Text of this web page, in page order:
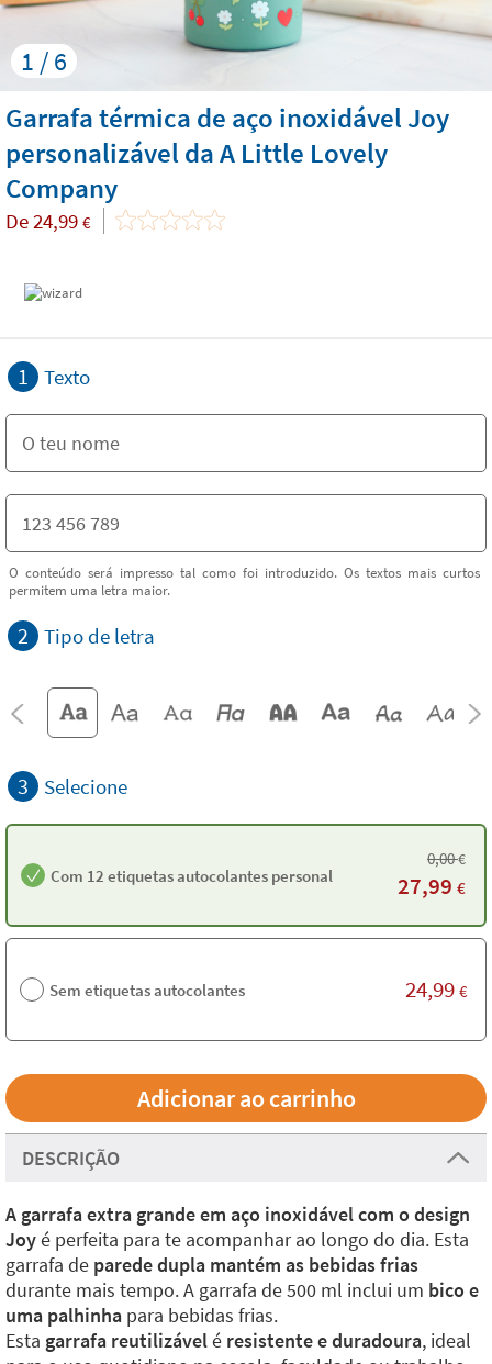
1 / 6
Garrafa térmica de aço inoxidável Joy
personalizável da A Little Lovely
Company
De24,99 €
1 Texto
O conteúdo será impresso tal como foi introduzido. Os textos mais curtos
permitem uma letra maior.
2 Tipo de letra
3 Selecione
Com 12 etiquetas autocolantes personalizadas
0,00€
27,99 €
Sem etiquetas autocolantes 24,99 €
DESCRIÇÃO
A garrafa extra grande em aço inoxidável com o design
Joyé perfeita para te acompanhar ao longo do dia. Esta
garrafa de parede dupla mantém as bebidas frias
durante mais tempo. A garrafa de 500 ml inclui um bico e
uma palhinha para bebidas frias.
Esta garrafa reutilizávelé resistente e duradoura, ideal